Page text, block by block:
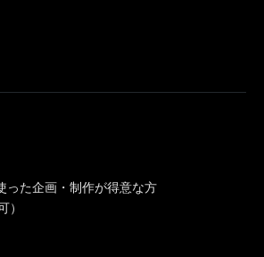
った企画・制作が得意な方
）